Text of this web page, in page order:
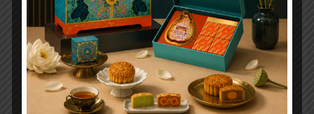
541.000₫ 359.000 ₫